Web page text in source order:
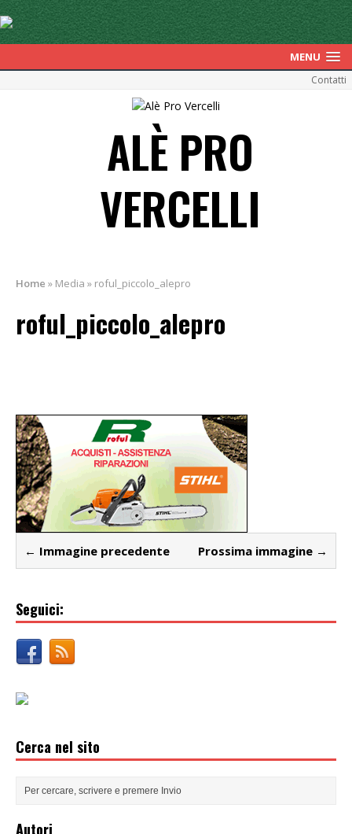
MENU
Contatti
ALÈ PRO
VERCELLI
Home » Media » roful_piccolo_alepro
roful_piccolo_alepro
← Immagine precedente Prossima immagine →
Seguici:
Cerca nel sito
Autori